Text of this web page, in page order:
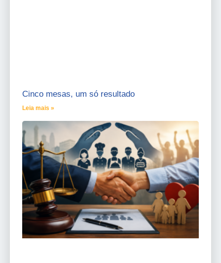
Cinco mesas, um só resultado
Leia mais »